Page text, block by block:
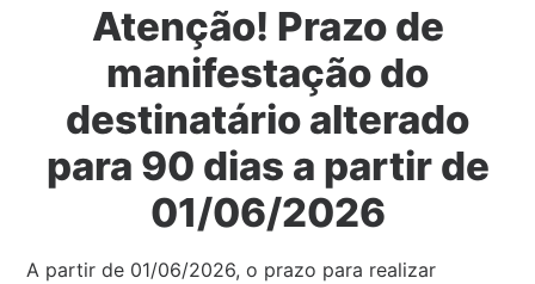
Atenção! Prazo de
manifestação do
destinatário alterado
para 90 dias a partir de
01/06/2026
A partir de 01/06/2026, o prazo para realizar